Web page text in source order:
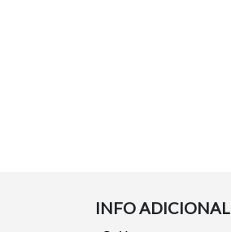
INFO ADICIONAL